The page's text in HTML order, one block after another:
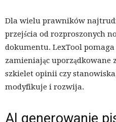
Dla wielu prawników
przejścia od rozproszonych
dokumentu. LexTool
zamieniając uporządkowane
szkielet opinii czy
modyfikuje i rozwija.
AI generowanie